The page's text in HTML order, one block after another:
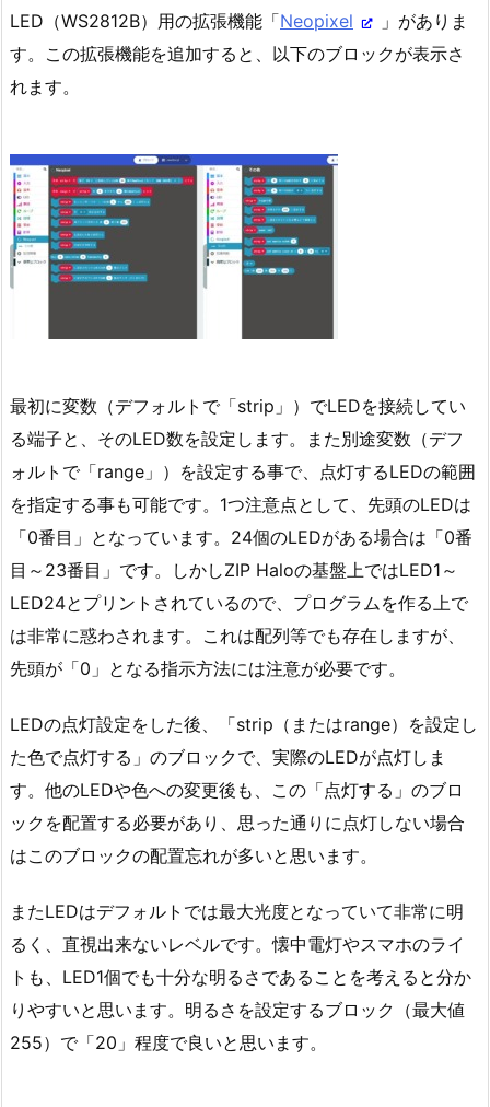
LED（WS2812B）用の拡張機能「Neopixel
」がありま
す。この拡張機能を追加すると、以下のブロックが表示さ
れます。
最初に変数（デフォルトで「strip」）でLEDを接続してい
る端子と、そのLED数を設定します。また別途変数（デフ
ォルトで「range」）を設定する事で、点灯するLEDの範囲
を指定する事も可能です。1つ注意点として、先頭のLEDは
「0番目」となっています。24個のLEDがある場合は「0番
目～23番目」です。しかしZIP Haloの基盤上ではLED1～
LED24とプリントされているので、プログラムを作る上で
は非常に惑わされます。これは配列等でも存在しますが、
先頭が「0」となる指示方法には注意が必要です。
LEDの点灯設定をした後、「strip（またはrange）を設定し
た色で点灯する」のブロックで、実際のLEDが点灯しま
す。他のLEDや色への変更後も、この「点灯する」のブロ
ックを配置する必要があり、思った通りに点灯しない場合
はこのブロックの配置忘れが多いと思います。
またLEDはデフォルトでは最大光度となっていて非常に明
るく、直視出来ないレベルです。懐中電灯やスマホのライ
トも、LED1個でも十分な明るさであることを考えると分か
りやすいと思います。明るさを設定するブロック（最大値
255）で「20」程度で良いと思います。